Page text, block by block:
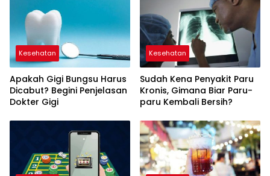
Kesehatan
Apakah Gigi Bungsu Harus
Dicabut? Begini Penjelasan
Dokter Gigi
Kesehatan
Sudah Kena Penyakit Paru
Kronis, Gimana Biar Paru-
paru Kembali Bersih?